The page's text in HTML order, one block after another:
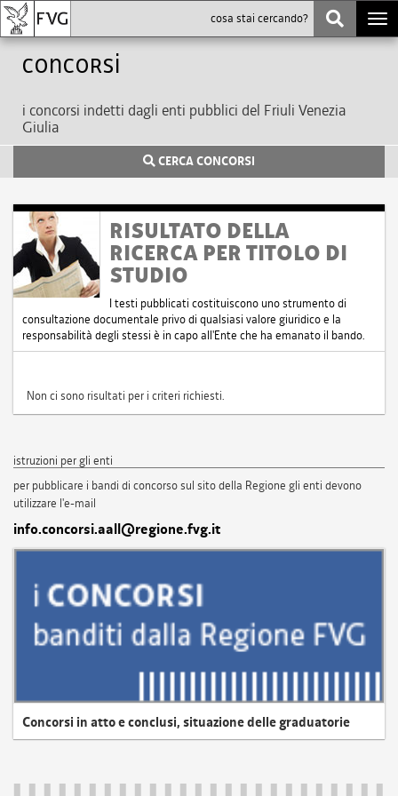
Concorsi
i concorsi indetti dagli enti pubblici del Friuli Venezia
Giulia
CERCA CONCORSI
RISULTATO DELLA
RICERCA PER TITOLO DI
STUDIO
I testi pubblicati costituiscono uno strumento di
consultazione documentale privo di qualsiasi valore giuridico e la
responsabilità degli stessi è in capo all'Ente che ha emanato il bando.
Non ci sono risultati per i criteri richiesti.
istruzioni per gli enti
per pubblicare i bandi di concorso sul sito della Regione gli enti devono
utilizzare l'e-mail
info.concorsi.aall@regione.fvg.it
Concorsi in atto e conclusi, situazione delle graduatorie